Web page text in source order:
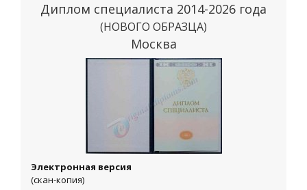
Диплом специалиста 2014-2026 года
(НОВОГО ОБРАЗЦА)
Москва
Электронная версия
(скан-копия)